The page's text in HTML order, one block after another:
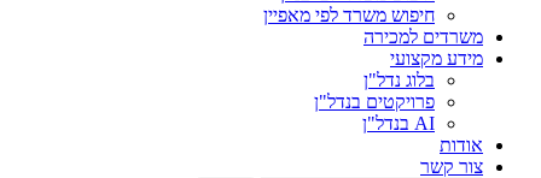
חיפוש משרד לפי מאפיין
משרדים למכירה
מידע מקצועי
בלוג נדל"ן
פרויקטים בנדל"ן
AI בנדל"ן
אודות
צור קשר